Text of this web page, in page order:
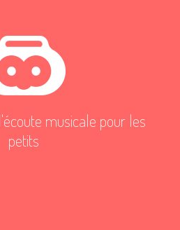
musicale pour les
petits